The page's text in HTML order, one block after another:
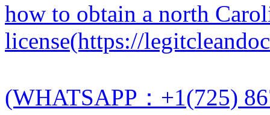
how to obtain a north
license(https://
(WHATSAPP：+1(725)